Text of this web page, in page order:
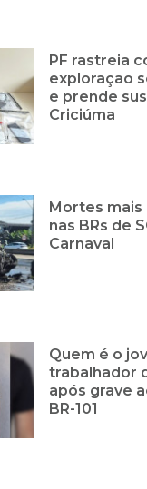
PF rastreia
exploração
e prende
Criciúma
Mortes
nas BRs de
Carnaval
Quem é o
trabalhador
após grave
BR-101